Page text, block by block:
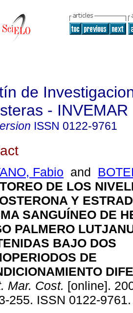
de
- INVEMAR
ISSN 0122-9761
Fabio and
DE LOS
Y
SANGUÍNEO DE
PALMERO
BAJO DOS
DE
Mar. Cost. [online].
255. ISSN 0122-9761.